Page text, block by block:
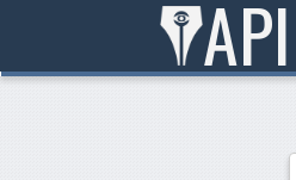
contenido
API